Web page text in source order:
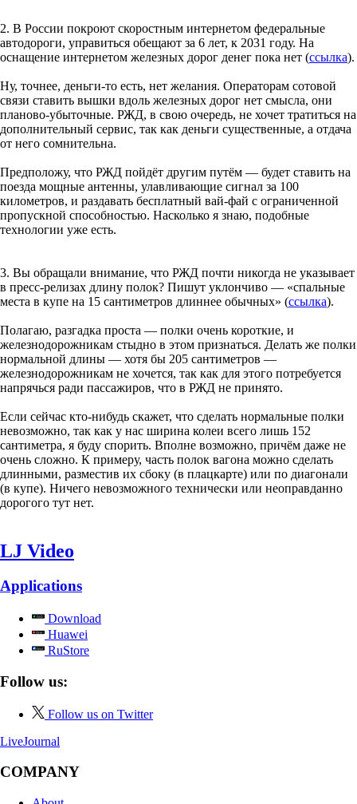
2. В России покроют скоростным интернетом федеральные
автодороги, управиться обещают за 6 лет, к 2031 году. На
оснащение интернетом железных дорог денег пока нет (ссылка).
Ну, точнее, деньги-то есть, нет желания. Операторам сотовой
связи ставить вышки вдоль железных дорог нет смысла, они
планово-убыточные. РЖД, в свою очередь, не хочет тратиться на
дополнительный сервис, так как деньги существенные, а отдача
от него сомнительна.
Предположу, что РЖД пойдёт другим путём — будет ставить на
поезда мощные антенны, улавливающие сигнал за 100
километров, и раздавать бесплатный вай-фай с ограниченной
пропускной способностью. Насколько я знаю, подобные
технологии уже есть.
3. Вы обращали внимание, что РЖД почти никогда не указывает
в пресс-релизах длину полок? Пишут уклончиво — «спальные
места в купе на 15 сантиметров длиннее обычных» (ссылка).
Полагаю, разгадка проста — полки очень короткие, и
железнодорожникам стыдно в этом признаться. Делать же полки
нормальной длины — хотя бы 205 сантиметров —
железнодорожникам не хочется, так как для этого потребуется
напрячься ради пассажиров, что в РЖД не принято.
Если сейчас кто-нибудь скажет, что сделать нормальные полки
невозможно, так как у нас ширина колеи всего лишь 152
сантиметра, я буду спорить. Вполне возможно, причём даже не
очень сложно. К примеру, часть полок вагона можно сделать
длинными, разместив их сбоку (в плацкарте) или по диагонали
(в купе). Ничего невозможного технически или неоправданно
дорогого тут нет.
LJ Video
Applications
Download
Huawei
RuStore
Follow us:
Follow us on Twitter
LiveJournal
COMPANY